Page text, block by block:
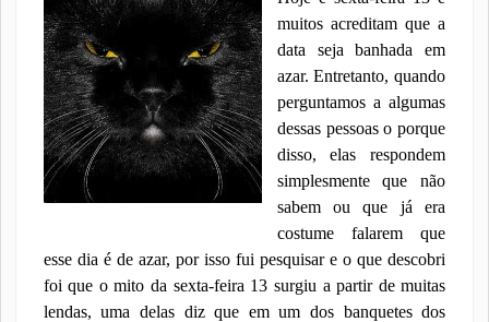
muitos acreditam que a
data seja banhada em
azar. Entretanto, quando
perguntamos a algumas
dessas pessoas o porque
disso, elas respondem
simplesmente que não
sabem ou que já era
costume falarem que
esse dia é de azar, por isso fui pesquisar e o que descobri
foi que o mito da sexta-feira 13 surgiu a partir de muitas
lendas, uma delas diz que em um dos banquetes dos